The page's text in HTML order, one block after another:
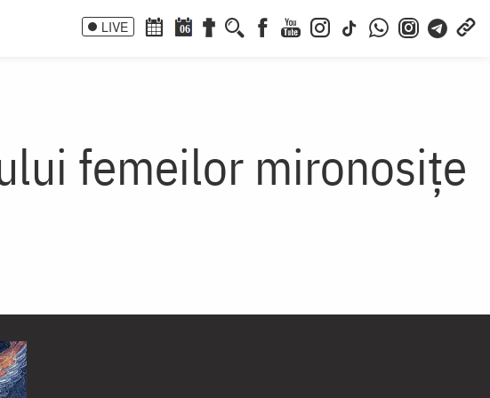
LIVE 06
femeilor mironosițe